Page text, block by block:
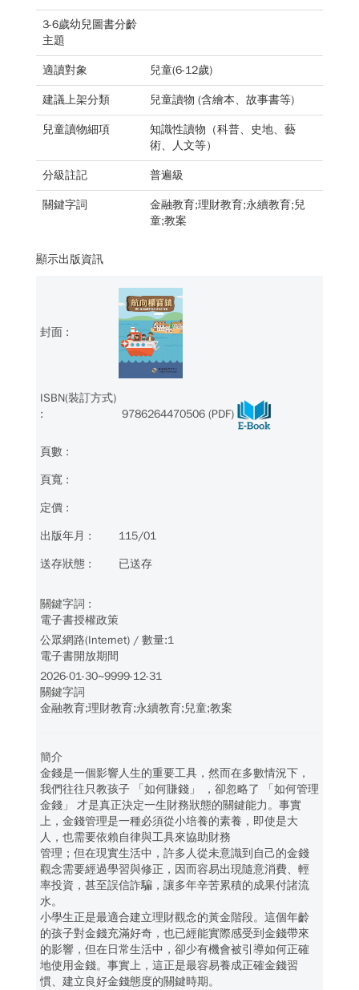
3-6歲幼兒圖書分齡
主題
適讀對象 兒童(6-12歲)
建議上架分類 兒童讀物 (含繪本、故事書等)
兒童讀物細項
知識性讀物（科普、史地、藝
術、人文等）
分級註記 普遍級
關鍵字詞
金融教育;理財教育;永續教育;兒
童;教案
顯示出版資訊
9786264470506 (PDF)
115/01
已送存
電子書授權政策
公眾網路(Internet) / 數量:1
電子書開放期間
2026-01-30~9999-12-31
關鍵字詞
金融教育;理財教育;永續教育;兒童;教案
簡介
金錢是一個影響人生的重要工具，然而在多數情況下，
我們往往只教孩子 「如何賺錢」 ，卻忽略了 「如何管理
金錢」 才是真正決定一生財務狀態的關鍵能力。事實
上，金錢管理是一種必須從小培養的素養，即使是大
人，也需要依賴自律與工具來協助財務
管理；但在現實生活中，許多人從未意識到自己的金錢
觀念需要經過學習與修正，因而容易出現隨意消費、輕
率投資，甚至誤信詐騙，讓多年辛苦累積的成果付諸流
水。
小學生正是最適合建立理財觀念的黃金階段。這個年齡
的孩子對金錢充滿好奇，也已經能實際感受到金錢帶來
的影響，但在日常生活中，卻少有機會被引導如何正確
地使用金錢。事實上，這正是最容易養成正確金錢習
慣、建立良好金錢態度的關鍵時期。